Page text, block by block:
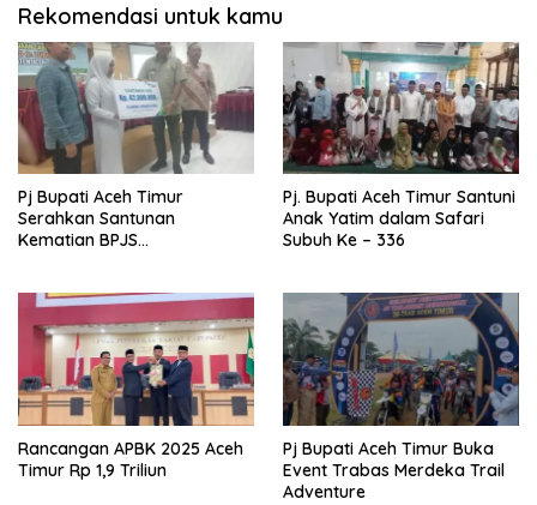
Rekomendasi untuk kamu
Pj Bupati Aceh Timur
Serahkan Santunan
Kematian BPJS
Pj. Bupati Aceh Timur Santuni
Anak Yatim dalam Safari
Subuh Ke – 336
Rancangan APBK 2025 Aceh
Timur Rp 1,9 Triliun
Pj Bupati Aceh Timur Buka
Event Trabas Merdeka Trail
Adventure